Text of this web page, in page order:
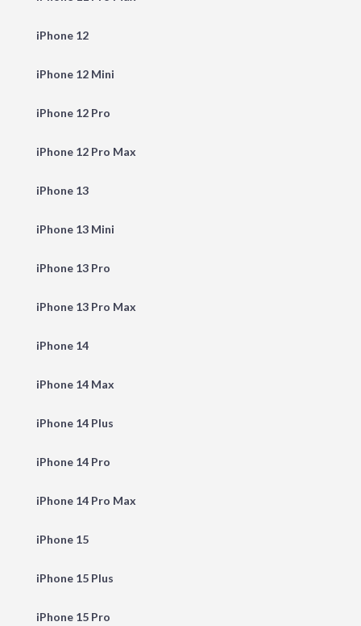
iPhone 12
iPhone 12 Mini
iPhone 12 Pro
iPhone 12 Pro Max
iPhone 13
iPhone 13 Mini
iPhone 13 Pro
iPhone 13 Pro Max
iPhone 14
iPhone 14 Max
iPhone 14 Plus
iPhone 14 Pro
iPhone 14 Pro Max
iPhone 15
iPhone 15 Plus
iPhone 15 Pro